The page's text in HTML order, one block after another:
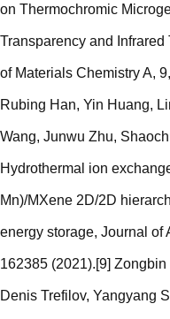
on Thermochromic
Transparency and Infrared
of Materials Chemistry A,
Rubing Han, Yin Huang,
Wang, Junwu Zhu,
Hydrothermal ion
Mn)/MXene 2D/2D
energy storage, Journal of
162385 (2021).[9]
Denis Trefilov, Yangyang